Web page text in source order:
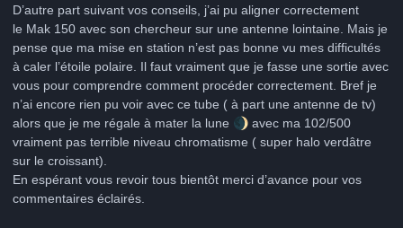
D’autre part suivant vos conseils, j’ai pu aligner correctement
le Mak 150 avec son chercheur sur une antenne lointaine. Mais je
pense que ma mise en station n’est pas bonne vu mes difficultés
à caler l’étoile polaire. Il faut vraiment que je fasse une sortie avec
vous pour comprendre comment procéder correctement. Bref je
n’ai encore rien pu voir avec ce tube ( à part une antenne de tv)
alors que je me régale à mater la lune 🌒 avec ma 102/500
vraiment pas terrible niveau chromatisme ( super halo verdâtre
sur le croissant).
En espérant vous revoir tous bientôt merci d’avance pour vos
commentaires éclairés.